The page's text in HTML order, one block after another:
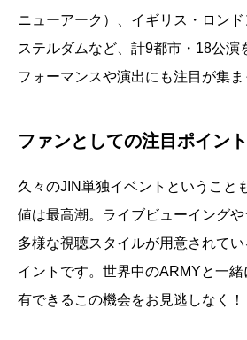
ニューアーク）、イギリス・ロン
ステルダムなど、計9都市・18公演
フォーマンスや演出にも注目が集ま
ファンとしての注目ポイント
久々のJIN単独イベントということ
値は最高潮。ライブビューイングや
多様な視聴スタイルが用意されて
イントです。世界中のARMYと一
有できるこの機会をお見逃しなく！